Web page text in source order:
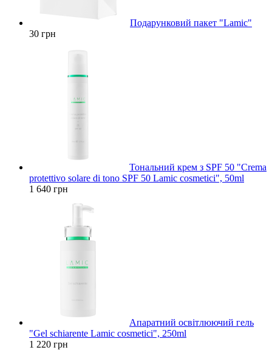
Подарунковий пакет "Lamic"
30 грн
Тональний крем з SPF 50 "Crema
protettivo solare di tono SPF 50 Lamic cosmetici", 50ml
1 640 грн
Апаратний освітлюючий гель
"Gel schiarente Lamic cosmetici", 250ml
1 220 грн